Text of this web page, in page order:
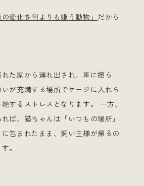
の変化を何よりも嫌う動物」 だから
た家から連れ出され、車に揺ら
が充満する場所でケージに入れら
するストレスとなります。 一方、
ば、猫ちゃんは「いつもの場所」
包まれたまま、飼い主様が帰るの
。